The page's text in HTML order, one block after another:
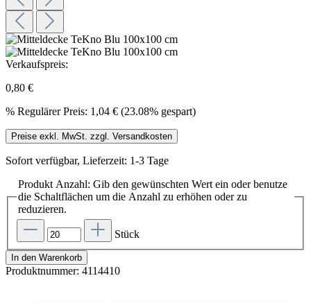
Verkaufspreis:
0,80 €
% Regulärer Preis: 1,04 € (23.08% gespart)
Preise exkl. MwSt. zzgl. Versandkosten
Sofort verfügbar, Lieferzeit: 1-3 Tage
Produkt Anzahl: Gib den gewünschten Wert ein oder benutze
die Schaltflächen um die Anzahl zu erhöhen oder zu
reduzieren.
Stück
In den Warenkorb
Produktnummer: 4114410